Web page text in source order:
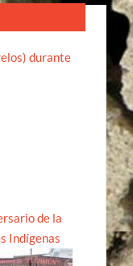
durante
de la
Indígenas